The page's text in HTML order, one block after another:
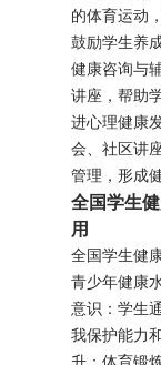
的体育运动
鼓励学生养
健康咨询与
讲座，帮助
进心理健康
会、社区讲
管理，形成
全国学生
用
全国学生健
青少年健康
意识：学生
我保护能力